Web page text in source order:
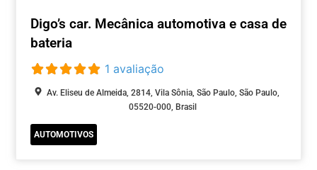
Digo’s car. Mecânica automotiva e casa de
bateria
1 avaliação
Av. Eliseu de Almeida, 2814, Vila Sônia, São Paulo, São Paulo,
05520-000, Brasil
AUTOMOTIVOS